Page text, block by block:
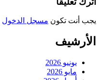
يجب أنت تكون مسجل الدخول
الأرشيف
يونيو 2026
مايو 2026